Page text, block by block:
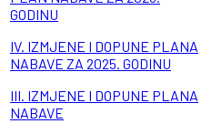
GODINU
IV. IZMJENE I DOPUNE PLANA
NABAVE ZA 2025. GODINU
III. IZMJENE I DOPUNE PLANA
NABAVE